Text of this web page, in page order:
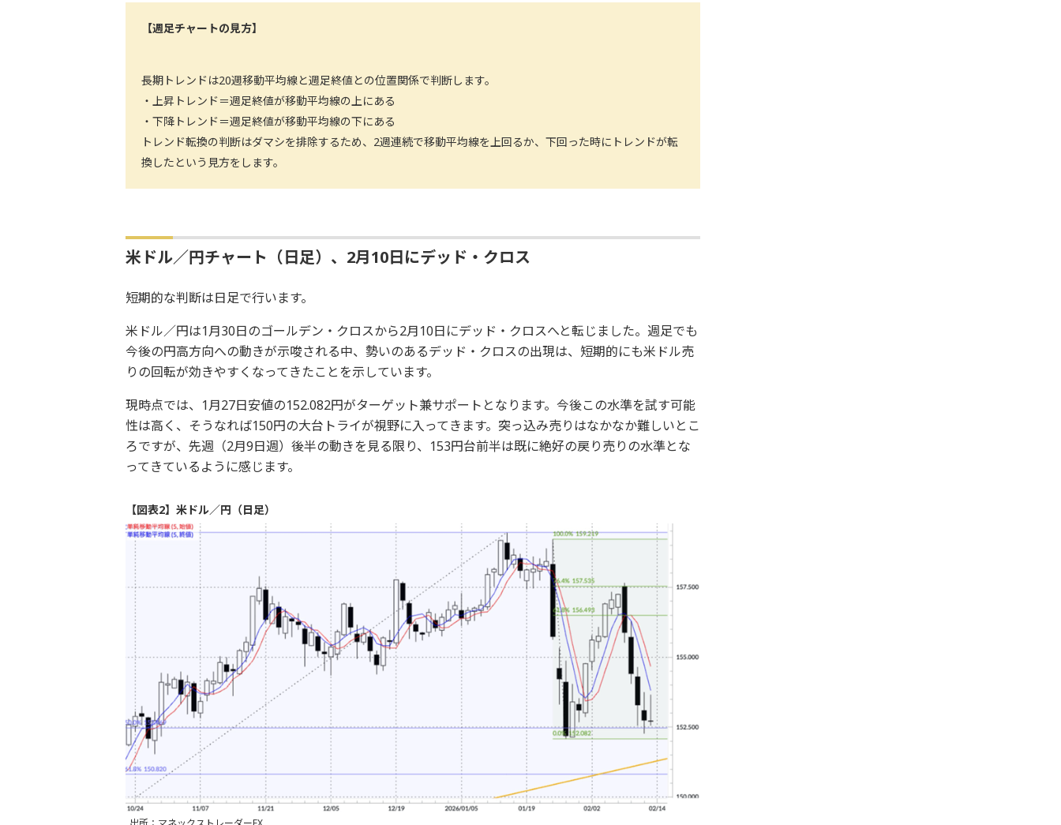
【週足チャートの見方】
長期トレンドは20週移動平均線と週足終値との位置関係で判断します。
・上昇トレンド＝週足終値が移動平均線の上にある
・下降トレンド＝週足終値が移動平均線の下にある
トレンド転換の判断はダマシを排除するため、2週連続で移動平均線を上回るか、下回った時にトレンドが転
換したという見方をします。
米ドル／円チャート（日足）、2月10日にデッド・クロス
短期的な判断は日足で行います。
米ドル／円は1月30日のゴールデン・クロスから2月10日にデッド・クロスへと転じました。週足でも
今後の円高方向への動きが示唆される中、勢いのあるデッド・クロスの出現は、短期的にも米ドル売
りの回転が効きやすくなってきたことを示しています。
現時点では、1月27日安値の152.082円がターゲット兼サポートとなります。今後この水準を試す可能
性は高く、そうなれば150円の大台トライが視野に入ってきます。突っ込み売りはなかなか難しいとこ
ろですが、先週（2月9日週）後半の動きを見る限り、153円台前半は既に絶好の戻り売りの水準とな
ってきているように感じます。
【図表2】米ドル／円（日足）